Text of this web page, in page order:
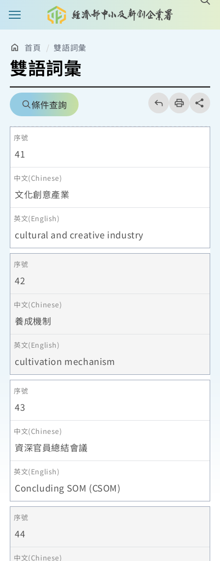
主選單案扭
首頁 雙語詞彙
雙語詞彙
條件查詢
回
上
一
頁
列
印
share分享
41
文化創意產業
cultural and creative industry
42
養成機制
cultivation mechanism
43
資深官員總結會議
Concluding SOM (CSOM)
44